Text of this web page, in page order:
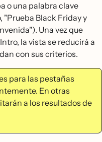
o una palabra clave
"Prueba Black Friday y
Una vez que
la vista se reducirá a
con sus criterios.
para las pestañas
En otras
a los resultados de